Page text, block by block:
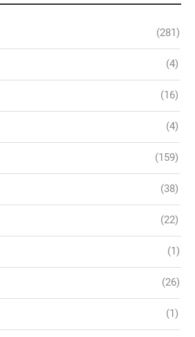
(281)
(4)
(16)
(4)
(159)
(38)
(22)
(1)
(26)
(1)